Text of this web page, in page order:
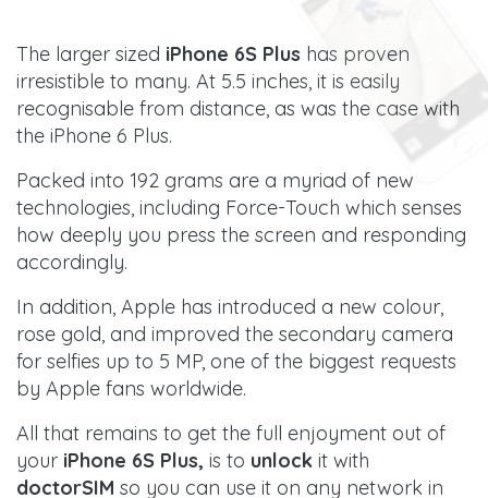
The larger sized iPhone 6S Plus has proven
irresistible to many. At 5.5 inches, it is easily
recognisable from distance, as was the case with
the iPhone 6 Plus.
Packed into 192 grams are a myriad of new
technologies, including Force-Touch which senses
how deeply you press the screen and responding
accordingly.
In addition, Apple has introduced a new colour,
rose gold, and improved the secondary camera
for selfies up to 5 MP, one of the biggest requests
by Apple fans worldwide.
All that remains to get the full enjoyment out of
your iPhone 6S Plus, is to unlock it with
doctorSIM so you can use it on any network in